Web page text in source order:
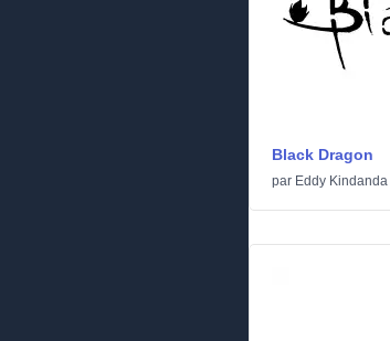
Black Dragon
par Eddy Kindanda